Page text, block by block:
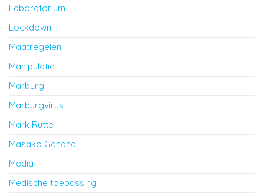
Laboratorium
Lockdown
Maatregelen
Manipulatie
Marburg
Marburgvirus
Mark Rutte
Masako Ganaha
Media
Medische toepassing